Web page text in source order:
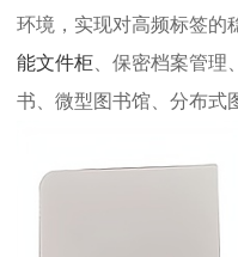
环境，实现对高频标签的
能文件柜 、保密档案管
书、微型图书馆、分布式